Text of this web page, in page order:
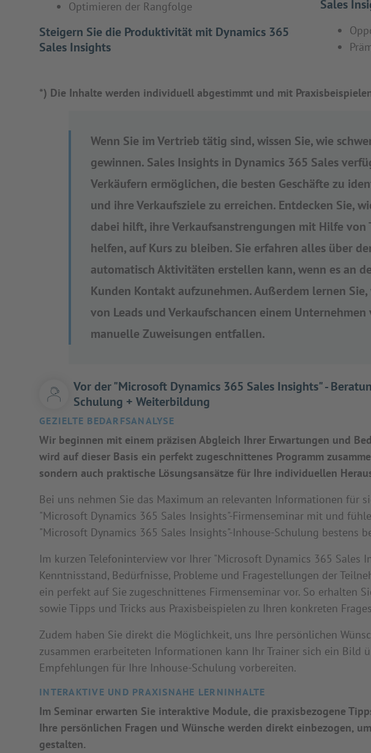
Optimieren der Rangfolge
Steigern Sie die Produktivität mit Dynamics 365
Sales Insights
Sales
*) Die Inhalte werden individuell abgestimmt und mit
Wenn Sie im Vertrieb tätig sind, wissen Sie, wie
gewinnen. Sales Insights in Dynamics 365 Sales
Verkäufern ermöglichen, die besten Geschäfte zu
und ihre Verkaufsziele zu erreichen. Entdecken Sie,
dabei hilft, ihre Verkaufsanstrengungen mit Hilfe von
helfen, auf Kurs zu bleiben. Sie erfahren alles über
automatisch Aktivitäten erstellen kann, wenn es an
Kunden Kontakt aufzunehmen. Außerdem lernen
von Leads und Verkaufschancen einem
manuelle Zuweisungen entfallen.
Vor der "Microsoft Dynamics 365 Sales Insights" -
Schulung + Weiterbildung
GEZIELTE BEDARFSANALYSE
Wir beginnen mit einem präzisen Abgleich Ihrer Erwartungen und
wird auf dieser Basis ein perfekt zugeschnittenes Programm
sondern auch praktische Lösungsansätze für Ihre individuellen
Bei uns nehmen Sie das Maximum an relevanten Informationen für
"Microsoft Dynamics 365 Sales Insights"-Firmenseminar mit und
"Microsoft Dynamics 365 Sales Insights"-Inhouse-Schulung bestens
Im kurzen Telefoninterview vor Ihrer "Microsoft Dynamics 365 Sales
Kenntnisstand, Bedürfnisse, Probleme und Fragestellungen der
ein perfekt auf Sie zugeschnittenes Firmenseminar vor. So erhalten
sowie Tipps und Tricks aus Praxisbeispielen zu Ihren konkreten
Zudem haben Sie direkt die Möglichkeit, uns Ihre persönlichen
zusammen erarbeiteten Informationen kann Ihr Trainer sich ein Bild
Empfehlungen für Ihre Inhouse-Schulung vorbereiten.
INTERAKTIVE UND PRAXISNAHE LERNINHALTE
Im Seminar erwarten Sie interaktive Module, die praxisbezogene
Ihre persönlichen Fragen und Wünsche werden direkt einbezogen,
gestalten.